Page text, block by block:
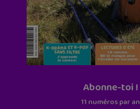
Abonne-toi !
11 numéros par an